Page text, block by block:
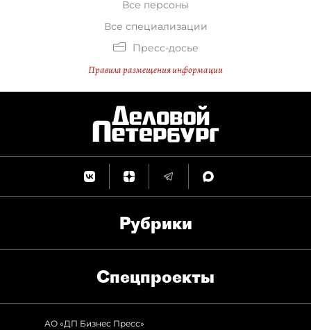
Все персоны
Все специализации
Пресс-досье
Правила размещения информации
Рубрики
Спец­проекты
АО «ДП Бизнес Пресс»